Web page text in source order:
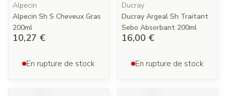
Alpecin
Alpecin Sh S Cheveux Gras
200ml
10,27 €
En rupture de stock
Ducray
Ducray Argeal Sh Traitant
Sebo Absorbant 200ml
16,00 €
En rupture de stock